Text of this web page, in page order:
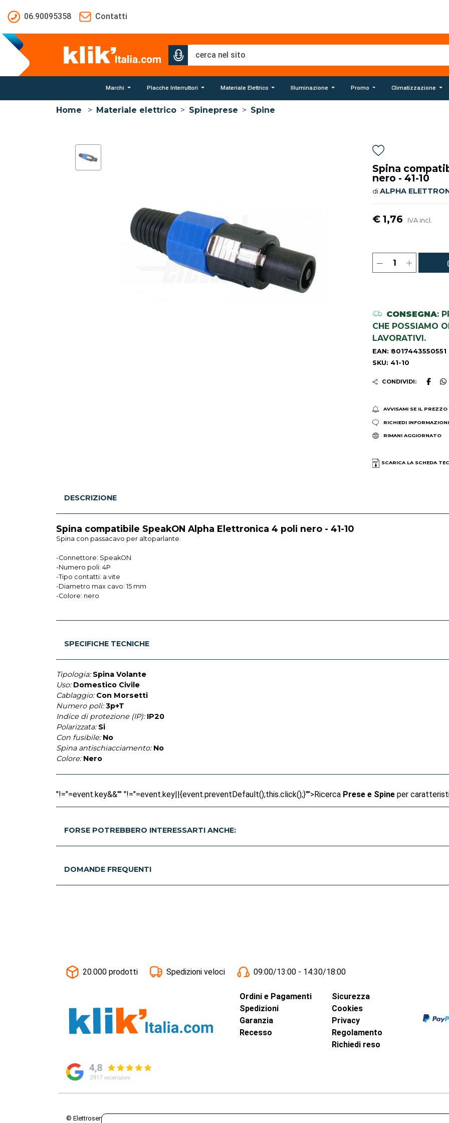
06.90095358
Contatti
Marchi Placche Interruttori Materiale Elettrico Illuminazione Promo Climatizzazione
Home > Materiale elettrico > Spineprese > Spine
Spina
nero - 41-10
di ALPHA
€ 1,76 IVA incl.
CONSEGNA:
CHE POSSIAMO
LAVORATIVI.
EAN: 8017443550551
SKU: 41-10
CONDIVIDI:
AVVISAMI SE IL PREZZO
RICHIEDI INFORMAZIONI
RIMANI AGGIORNATO
SCARICA LA SCHEDA
DESCRIZIONE
Spina compatibile SpeakON Alpha Elettronica 4 poli nero - 41-10
Spina con passacavo per altoparlante.
-Connettore: SpeakON
-Numero poli: 4P
-Tipo contatti: a vite
-Diametro max cavo: 15 mm
-Colore: nero
SPECIFICHE TECNICHE
Tipologia: Spina Volante
Uso: Domestico Civile
Cablaggio: Con Morsetti
Numero poli: 3p+T
Indice di protezione (IP): IP20
Polarizzata: Si
Con fusibile: No
Spina antischiacciamento: No
Colore: Nero
"!="=event.key&&"" "!="=event.key||{event.preventDefault();this.click();}"">Ricerca Prese e Spine per
FORSE POTREBBERO INTERESSARTI ANCHE:
DOMANDE FREQUENTI
20.000 prodotti Spedizioni veloci 09:00/13:00 - 14:30/18:00
Ordini e Pagamenti
Spedizioni
Garanzia
Recesso
Sicurezza
Cookies
Privacy
Regolamento
Richiedi reso
© Elettroservice Spa - Sede Legale: Via Leonardo da Vinci, 40 - 00015 Monterotondo Scalo (RM)